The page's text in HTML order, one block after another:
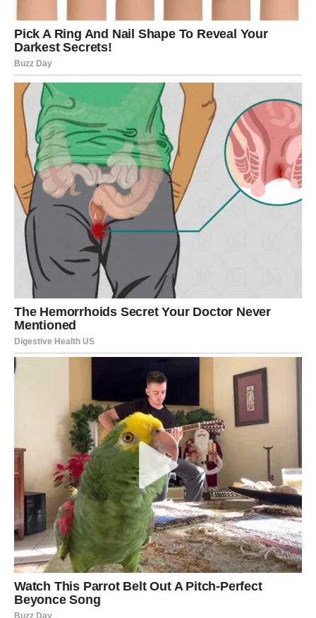
ostaje duboko urezan u sećanju. To može biti razgovor,
susret ili spoznaja koja menja način na koji gledaju na
određenu osobu ili situaciju.
Ovaj preokret ne mora biti dramatičan spolja, ali će imati
snažan unutrašnji efekat. Rakovi će osetiti da više ništa
nije isto i da se u njima nešto promenilo – tiho, ali
nepovratno.